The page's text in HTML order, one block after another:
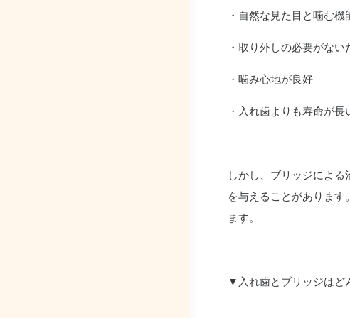
・自然な見た目と噛む機
・取り外しの必要がな
・噛み心地が良好
・入れ歯よりも寿命が長
しかし、ブリッジによ
を与えることがありま
ます。
▼入れ歯とブリッジはど